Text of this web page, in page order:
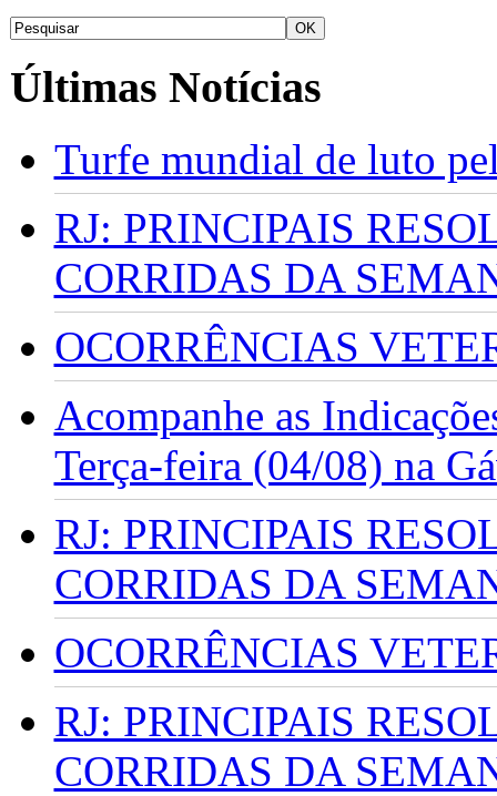
Últimas Notícias
Turfe mundial de luto
RJ: PRINCIPAIS
CORRIDAS DA
OCORRÊNCIAS
Acompanhe as
Terça-feira (04/08) na
RJ: PRINCIPAIS
CORRIDAS DA
OCORRÊNCIAS
RJ: PRINCIPAIS
CORRIDAS DA